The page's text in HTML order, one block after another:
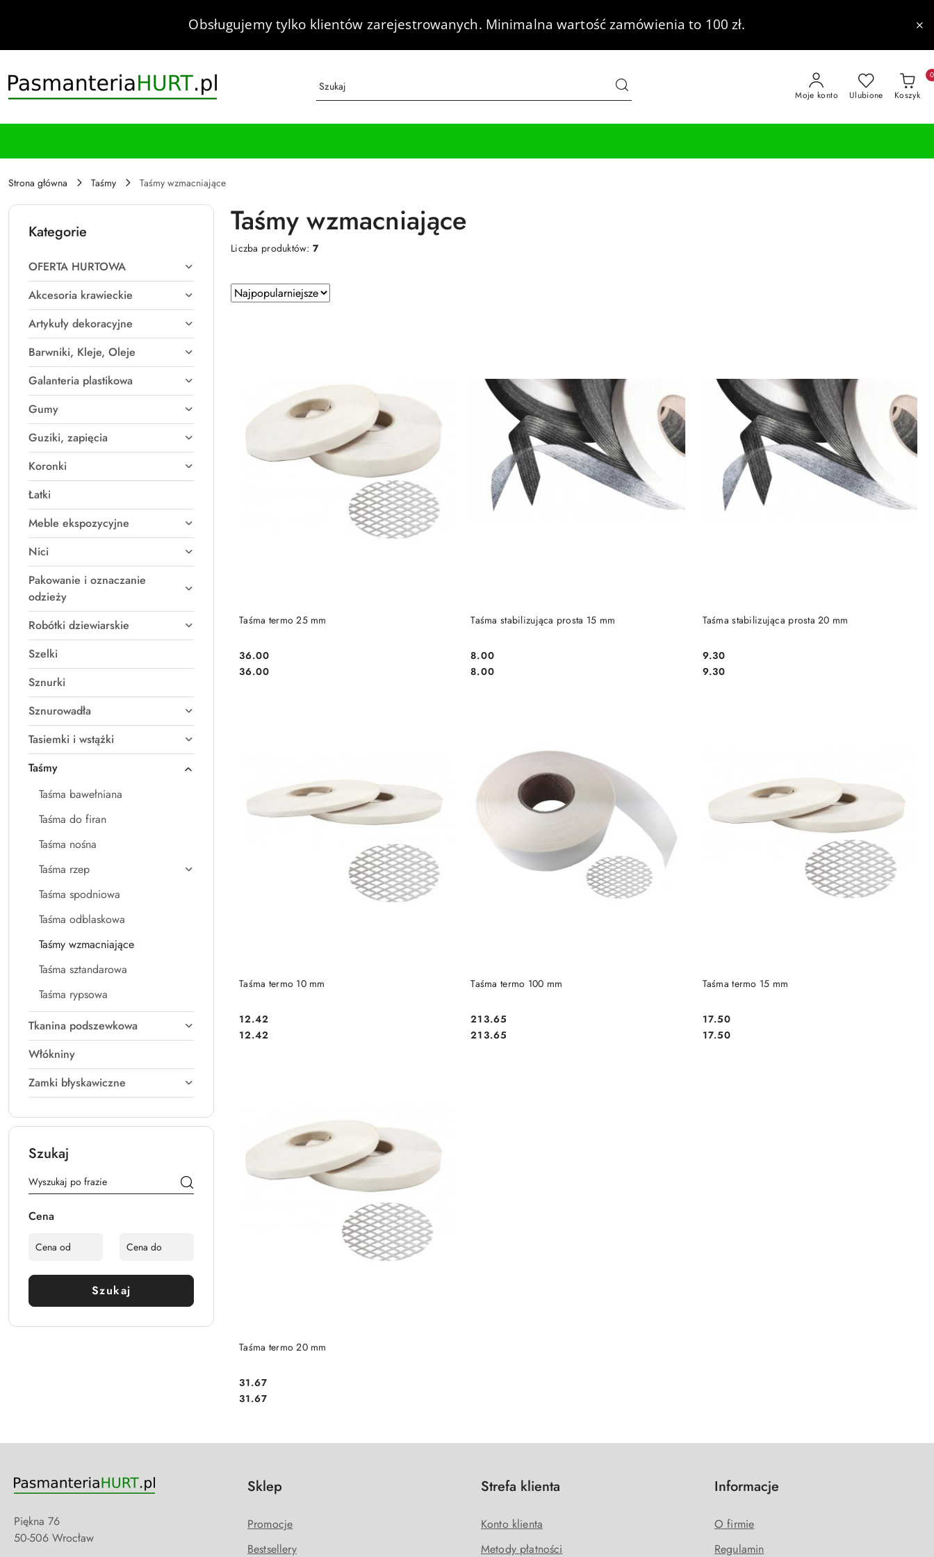
Obsługujemy tylko klientów zarejestrowanych. Minimalna wartość zamówienia to 100 zł.
Moje konto Ulubione Koszyk
0
Strona główna Taśmy Taśmy wzmacniające
Kategorie
OFERTA HURTOWA
Akcesoria krawieckie
Artykuły dekoracyjne
Barwniki, Kleje, Oleje
Galanteria plastikowa
Gumy
Guziki, zapięcia
Koronki
Łatki
Meble ekspozycyjne
Nici
Pakowanie i oznaczanie
odzieży
Robótki dziewiarskie
Szelki
Sznurki
Sznurowadła
Tasiemki i wstążki
Taśmy
Taśma bawełniana
Taśma do firan
Taśma nośna
Taśma rzep
Taśma spodniowa
Taśma odblaskowa
Taśmy wzmacniające
Taśma sztandarowa
Taśma rypsowa
Tkanina podszewkowa
Włókniny
Zamki błyskawiczne
Szukaj
Cena
Szukaj
Taśmy wzmacniające
Liczba produktów:7
Zastosowano
sortowanie:
Sortuj
według
Taśma termo 25 mm
Cena:
36.00
Cena:
36.00
Taśma stabilizująca prosta 15 mm
Cena:
8.00
Cena:
8.00
DO KOSZYKA Taśma stabilizująca prosta 20 mm
Cena:
9.30
Cena:
9.30
DO KOSZYKA
Taśma termo 10 mm
Cena:
12.42
Cena:
12.42
Taśma termo 100 mm
Cena:
213.65
Cena:
213.65
Taśma termo 15 mm
Cena:
17.50
Cena:
17.50
Taśma termo 20 mm
Cena:
31.67
Cena:
31.67
Piękna 76
50-506 Wrocław
Sklep
Promocje
Bestsellery
Strefa klienta
Konto klienta
Metody płatności
Informacje
O firmie
Regulamin